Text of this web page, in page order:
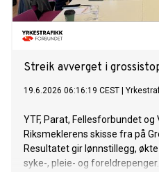
Streik avverget i
19.6.2026 06:16:19 CEST
YTF, Parat, Fellesforbundet
Riksmeklerens skisse fra på
Resultatet gir lønnstillegg,
syke-, pleie- og foreldrepenger.